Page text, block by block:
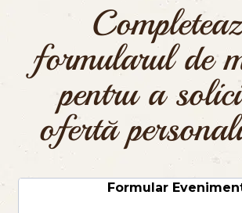
formularul de
pentru a
ofertă